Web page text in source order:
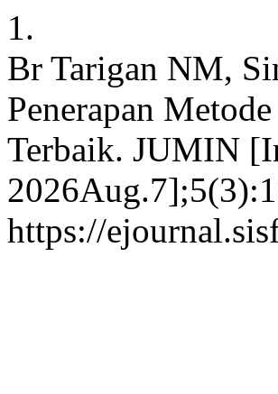
1.
Br Tarigan NM,
Penerapan
Terbaik. JUMIN
https://